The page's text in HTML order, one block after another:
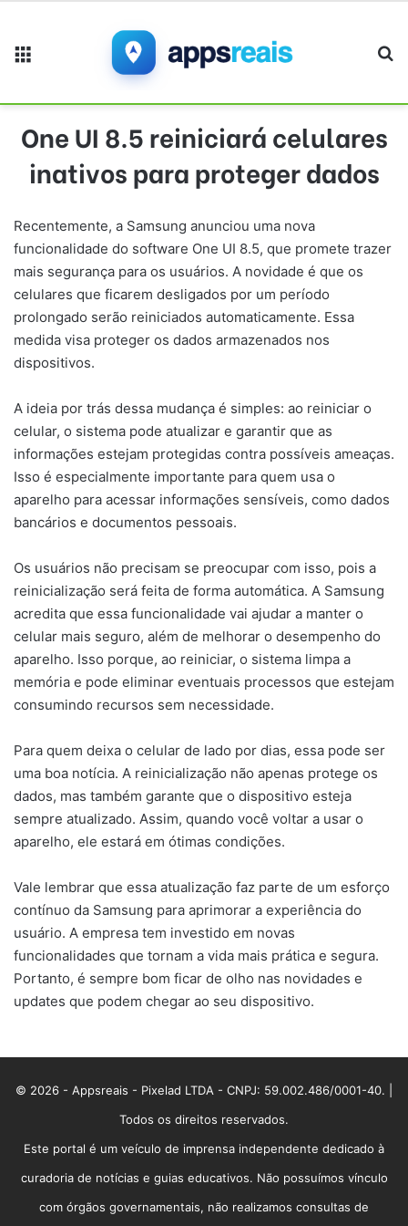
One UI 8.5 reiniciará celulares
inativos para proteger dados
Recentemente, a Samsung anunciou uma nova
funcionalidade do software One UI 8.5, que promete trazer
mais segurança para os usuários. A novidade é que os
celulares que ficarem desligados por um período
prolongado serão reiniciados automaticamente. Essa
medida visa proteger os dados armazenados nos
dispositivos.
A ideia por trás dessa mudança é simples: ao reiniciar o
celular, o sistema pode atualizar e garantir que as
informações estejam protegidas contra possíveis ameaças.
Isso é especialmente importante para quem usa o
aparelho para acessar informações sensíveis, como dados
bancários e documentos pessoais.
Os usuários não precisam se preocupar com isso, pois a
reinicialização será feita de forma automática. A Samsung
acredita que essa funcionalidade vai ajudar a manter o
celular mais seguro, além de melhorar o desempenho do
aparelho. Isso porque, ao reiniciar, o sistema limpa a
memória e pode eliminar eventuais processos que estejam
consumindo recursos sem necessidade.
Para quem deixa o celular de lado por dias, essa pode ser
uma boa notícia. A reinicialização não apenas protege os
dados, mas também garante que o dispositivo esteja
sempre atualizado. Assim, quando você voltar a usar o
aparelho, ele estará em ótimas condições.
Vale lembrar que essa atualização faz parte de um esforço
contínuo da Samsung para aprimorar a experiência do
usuário. A empresa tem investido em novas
funcionalidades que tornam a vida mais prática e segura.
Portanto, é sempre bom ficar de olho nas novidades e
updates que podem chegar ao seu dispositivo.
© 2026 - Appsreais - Pixelad LTDA - CNPJ: 59.002.486/0001-40. |
Todos os direitos reservados.
Este portal é um veículo de imprensa independente dedicado à
curadoria de notícias e guias educativos. Não possuímos vínculo
com órgãos governamentais, não realizamos consultas de